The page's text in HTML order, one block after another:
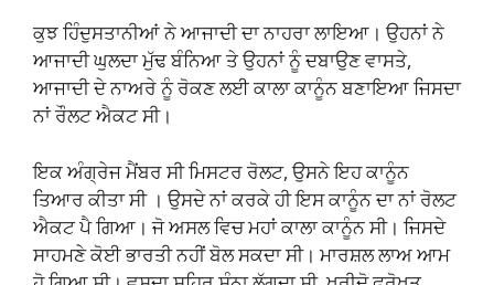
ਕੁਝ ਹਿੰਦੁਸਤਾਨੀਆਂ ਨੇ ਆਜਾਦੀ ਦਾ ਨਾਹਰਾ ਲਾਇਆ। ਉਹਨਾਂ ਨੇ
ਆਜਾਦੀ ਘੁਲਦਾ ਮੁੱਢ ਬੰਨਿਆ ਤੇ ਉਹਨਾਂ ਨੂੰ ਦਬਾਉਣ ਵਾਸਤੇ,
ਆਜਾਦੀ ਦੇ ਨਾਅਰੇ ਨੂੰ ਰੋਕਣ ਲਈ ਕਾਲਾ ਕਾਨੂੰਨ ਬਣਾਇਆ ਜਿਸਦਾ
ਨਾਂ ਰੌਲਟ ਐਕਟ ਸੀ।
ਇਕ ਅੰਗ੍ਰੇਜ ਮੈਂਬਰ ਸੀ ਮਿਸਟਰ ਰੋਲਟ, ਉਸਨੇ ਇਹ ਕਾਨੂੰਨ
ਤਿਆਰ ਕੀਤਾ ਸੀ । ਉਸਦੇ ਨਾਂ ਕਰਕੇ ਹੀ ਇਸ ਕਾਨੂੰਨ ਦਾ ਨਾਂ ਰੋਲਟ
ਐਕਟ ਪੈ ਗਿਆ। ਜੋ ਅਸਲ ਵਿਚ ਮਹਾਂ ਕਾਲਾ ਕਾਨੂੰਨ ਸੀ। ਜਿਸਦੇ
ਸਾਹਮਣੇ ਕੋਈ ਭਾਰਤੀ ਨਹੀਂ ਬੋਲ ਸਕਦਾ ਸੀ। ਮਾਰਸ਼ਲ ਲਾਅ ਆਮ